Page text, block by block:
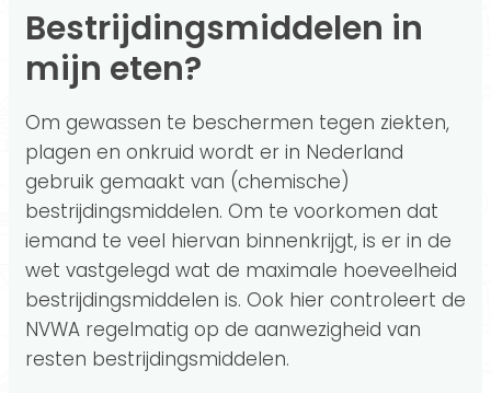
Bestrijdingsmiddelen in
mijn eten?
Om gewassen te beschermen tegen ziekten,
plagen en onkruid wordt er in Nederland
gebruik gemaakt van (chemische)
bestrijdingsmiddelen. Om te voorkomen dat
iemand te veel hiervan binnenkrijgt, is er in de
wet vastgelegd wat de maximale hoeveelheid
bestrijdingsmiddelen is. Ook hier controleert de
NVWA regelmatig op de aanwezigheid van
resten bestrijdingsmiddelen.